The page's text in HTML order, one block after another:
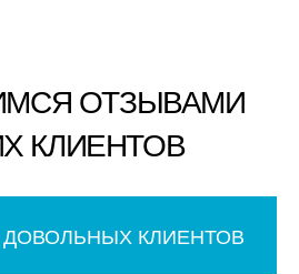
ОТЗЫВАМИ
КЛИЕНТОВ
ДОВОЛЬНЫХ КЛИЕНТОВ